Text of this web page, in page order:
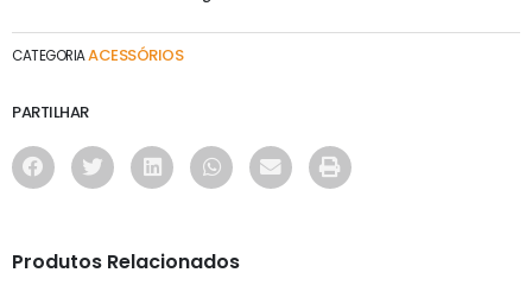
CATEGORIAACESSÓRIOS
PARTILHAR
Produtos Relacionados